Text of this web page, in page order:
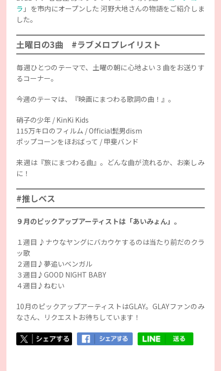
ラ 」を市内にオープンした 河野大地さんの物語をご紹介しま
した。
土曜日の3曲 #ラブメロプレイリスト
毎週ひとつのテーマで、土曜の朝に心地よい３曲をお送りす
るコーナー。
今週のテーマは、『映画にまつわる歌詞の曲！』。
硝子の少年 / KinKi Kids
115万キロのフィルム / Official髭男dism
ポップコーンをほおばって / 甲斐バンド
来週は『旅にまつわる曲』。どんな曲が流れるか、お楽しみ
に！
#推しベス
９月のピックアップアーティストは「あいみょん」。
１週目 ♪ナウなヤングにバカウケするのは当たり前だのクラ
ッ歌
２週目♪夢追いベンガル
３週目♪GOOD NIGHT BABY
４週目♪ねむい
10月のピックアップアーティストはGLAY。GLAYファンのみ
なさん、リクエストお待ちしています！